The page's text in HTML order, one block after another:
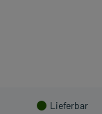
Lieferbar